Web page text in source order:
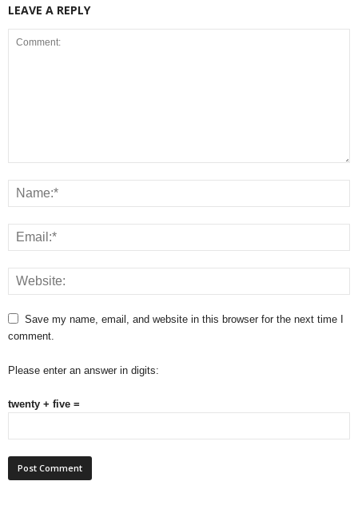
LEAVE A REPLY
Save my name, email, and website in this browser for the next time I
comment.
Please enter an answer in digits:
twenty + five =